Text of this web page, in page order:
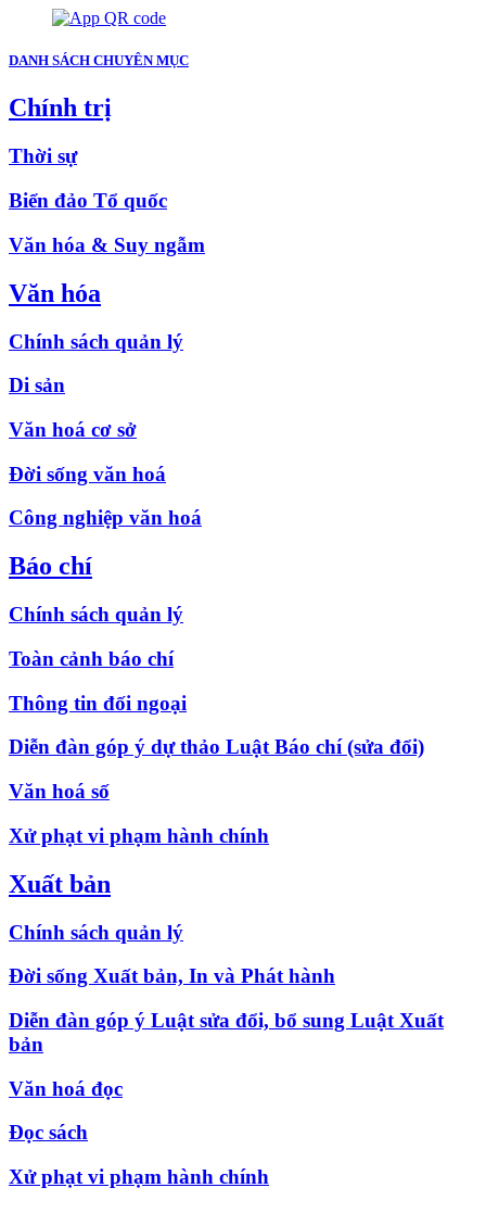
DANH SÁCH CHUYÊN MỤC
Chính trị
Thời sự
Biển đảo Tổ quốc
Văn hóa & Suy ngẫm
Văn hóa
Chính sách quản lý
Di sản
Văn hoá cơ sở
Đời sống văn hoá
Công nghiệp văn hoá
Báo chí
Chính sách quản lý
Toàn cảnh báo chí
Thông tin đối ngoại
Diễn đàn góp ý dự thảo Luật Báo chí (sửa đổi)
Văn hoá số
Xử phạt vi phạm hành chính
Xuất bản
Chính sách quản lý
Đời sống Xuất bản, In và Phát hành
Diễn đàn góp ý Luật sửa đổi, bổ sung Luật Xuất
bản
Văn hoá đọc
Đọc sách
Xử phạt vi phạm hành chính